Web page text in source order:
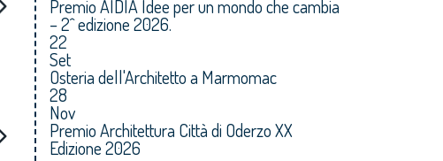
Premio AIDIA Idee per un mondo che cambia
– 2^ edizione 2026.
22
Set
Osteria dell'Architetto a Marmomac
28
Nov
Premio Architettura Città di Oderzo XX
Edizione 2026